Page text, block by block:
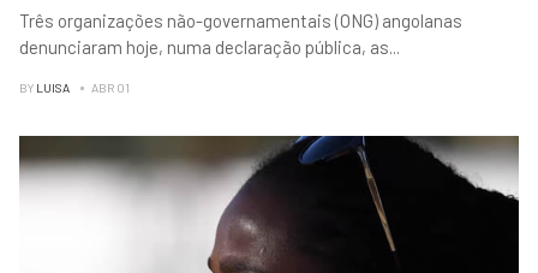
Três organizações não-governamentais (ONG) angolanas
denunciaram hoje, numa declaração pública, as...
BY LUISA ABR 01